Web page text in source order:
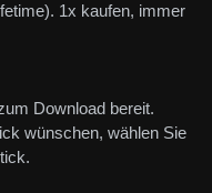
1x kaufen, immer
Download bereit.
wünschen, wählen Sie